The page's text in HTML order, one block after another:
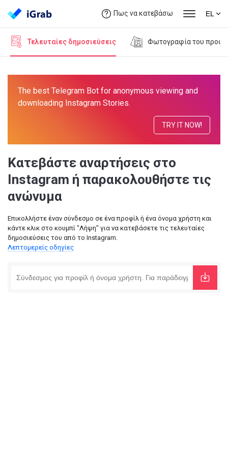
Πως να κατεβάσω EL
Τελευταίες δημοσιεύσεις Φωτογραφία του
The best Telegram Bot for anonymous viewing and
downloading Instagram Stories.
TRY IT NOW!
Κατεβάστε αναρτήσεις στο
Instagram ή παρακολουθήστε τις
ανώνυμα
Επικολλήστε έναν σύνδεσμο σε ένα προφίλ ή ένα όνομα χρήστη και
κάντε κλικ στο κουμπί "Λήψη" για να κατεβάσετε τις τελευταίες
δημοσιεύσεις του από το Instagram.
Λεπτομερείς οδηγίες